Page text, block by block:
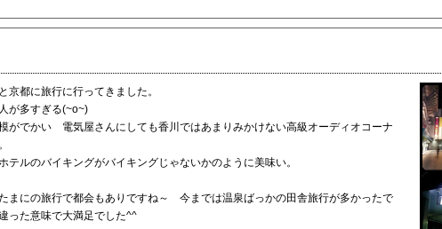
都に旅行に行ってきました。
多すぎる(~o~)
がでかい 電気屋さんにしても香川ではあまりみかけない高級オーディオコーナ
ルのバイキングがバイキングじゃないかのように美味い。
まにの旅行で都会もありですね～ 今までは温泉ばっかの田舎旅行が多かったで
った意味で大満足でした^^